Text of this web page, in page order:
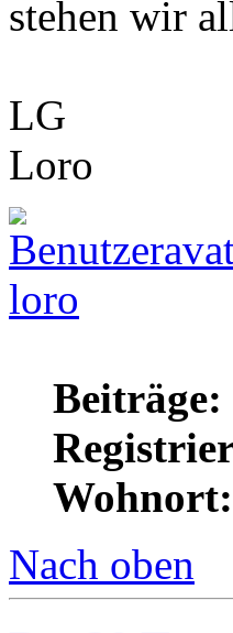
stehen wir
LG
Loro
loro
Beiträge:
Wohnort:
Nach oben